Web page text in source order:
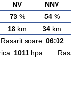
NV NNV
73% 54%
18 km 34 km
soare: 06:02
1011 hpa